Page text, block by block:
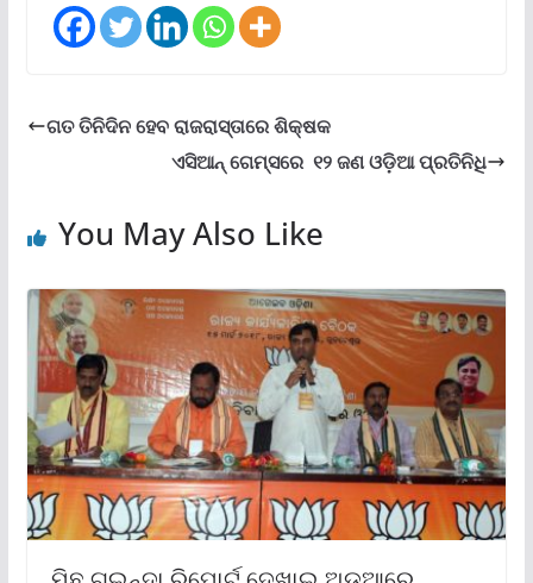
ଗତ ତିନିଦିନ ହେବ ରାଜରାସ୍ତାରେ ଶିକ୍ଷକ
ଏସିଆନ୍‌ ଗେମ୍ସରେ ୧୨ ଜଣ ଓଡ଼ିଆ ପ୍ରତିନିଧି
You May Also Like